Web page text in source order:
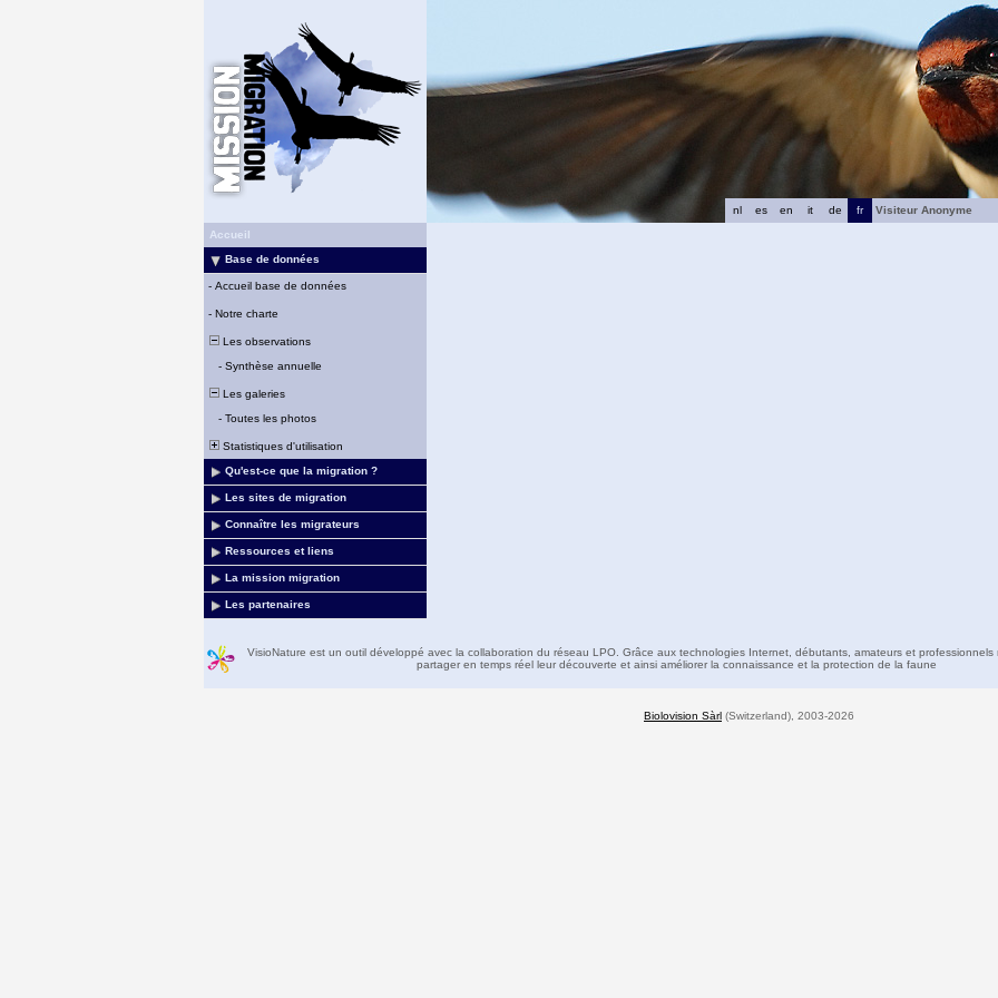
fr
de
it
en
es
nl
Visiteur Anonyme
Accueil
Base de données
- Accueil base de données
- Notre charte
Les observations
- Synthèse annuelle
Les galeries
- Toutes les photos
Statistiques d'utilisation
Qu'est-ce que la migration ?
Les sites de migration
Connaître les migrateurs
Ressources et liens
La mission migration
Les partenaires
VisioNature est un outil développé avec la collaboration du réseau LPO. Grâce aux technologies Internet, débutants, amateurs et professionnels
partager en temps réel leur découverte et ainsi améliorer la connaissance et la protection de la faune
Biolovision Sàrl (Switzerland), 2003-2026